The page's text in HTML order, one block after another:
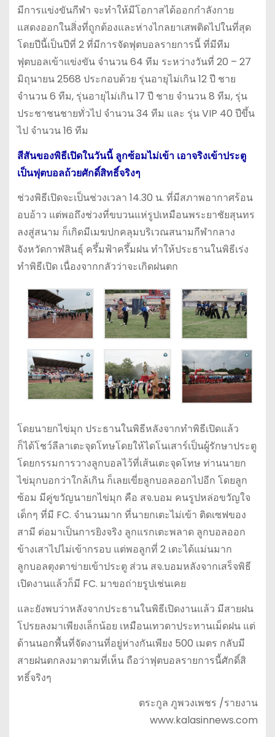
มีการแข่งขันกีฬา จะทำให้มีโอกาสได้ออกกำลังกาย
แสดงออกในสิ่งที่ถูกต้องและห่างไกลยาเสพติดไปในที่สุด
โดยปีนี้เป็นปีที่ 2 ที่มีการจัดฟุตบอลรายการนี้ ที่มีทีม
ฟุตบอลเข้าแข่งขัน จำนวน 64 ทีม ระหว่างวันที่ 20 – 27
มิถุนายน 2568 ประกอบด้วย รุ่นอายุไม่เกิน 12 ปี ชาย
จำนวน 6 ทีม, รุ่นอายุไม่เกิน 17 ปี ชาย จำนวน 8 ทีม, รุ่น
ประชาชนชายทั่วไป จำนวน 34 ทีม และ รุ่น VIP 40 ปีขึ้น
ไป จำนวน 16 ทีม
สีสันของพิธีเปิดในวันนี้ ลูกซ้อมไม่เข้า เอาจริงเข้าประตู
เป็นฟุตบอลถ้วยศักดิ์สิทธิ์จริงๆ
ช่วงพิธีเปิดจะเป็นช่วงเวลา 14.30 น. ที่มีสภาพอากาศร้อน
อบอ้าว แต่พอถึงช่วงที่ขบวนแห่รูปเหมือนพระยาชัยสุนทร
ลงสู่สนาม ก็เกิดมีเมฆปกคลุมบริเวณสนามกีฬากลาง
จังหวัดกาฬสินธุ์ ครึ้มฟ้าครึ้มฝน ทำให้ประธานในพิธีเร่ง
ทำพิธีเปิด เนื่องจากกลัวว่าจะเกิดฝนตก
โดยนายกไข่มุก ประธานในพิธีหลังจากทำพิธีเปิดแล้ว
ก็ได้โชว์ลีลาเตะจุดโทษโดยให้ไดโนเสาร์เป็นผู้รักษาประตู
โดยกรรมการวางลูกบอลไว้ที่เส้นเตะจุดโทษ ท่านนายก
ไข่มุกบอกว่าใกล้เกิน ก็เลยเขี่ยลูกบอลออกไปอีก โดยลูก
ซ้อม มีคู่ขวัญนายกไข่มุก คือ สจ.บอม คนรูปหล่อขวัญใจ
เด็กๆ ที่มี FC. จำนวนมาก ที่นายกเตะไม่เข้า ติดเซฟของ
สามี ต่อมาเป็นการยิงจริง ลูกแรกเตะพลาด ลูกบอลออก
ข้างเสาไปไม่เข้ากรอบ แต่พอลูกที่ 2 เตะได้แม่นมาก
ลูกบอลตุงตาข่ายเข้าประตู ส่วน สจ.บอมหลังจากเสร็จพิธี
เปิดงานแล้วก็มี FC. มาขอถ่ายรูปเช่นเคย
และยังพบว่าหลังจากประธานในพิธีเปิดงานแล้ว มีสายฝน
โปรยลงมาเพียงเล็กน้อย เหมือนเทวดาประทานเม็ดฝน แต่
ด้านนอกพื้นที่จัดงานที่อยู่ห่างกันเพียง 500 เมตร กลับมี
สายฝนตกลงมาตามที่เห็น ถือว่าฟุตบอลรายการนี้ศักดิ์สิ
ทธิ์จริงๆ
ตระกูล ภูพวงเพชร /รายงาน
www.kalasinnews.com